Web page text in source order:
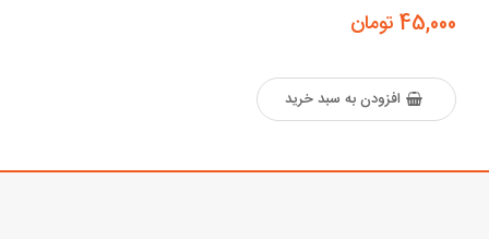
45,000 تومان
افزودن به سبد خرید